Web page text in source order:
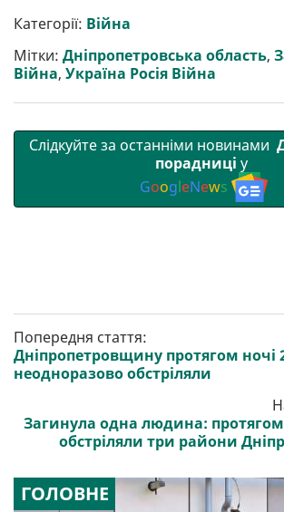
р
и
и
b
o
o
k
t
e
m
p
p
Категорії: Війна
Мітки: Дніпропетровська область,
Війна, Україна Росія Війна
Слідкуйте за останніми новинами
порадниці у
GoogleNews
Попередня стаття:
Дніпропетровщину протягом ночі
неодноразово обстріляли
Загинула одна людина:
обстріляли три райони
ГОЛОВНЕ